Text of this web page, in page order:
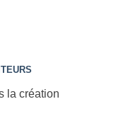
la création